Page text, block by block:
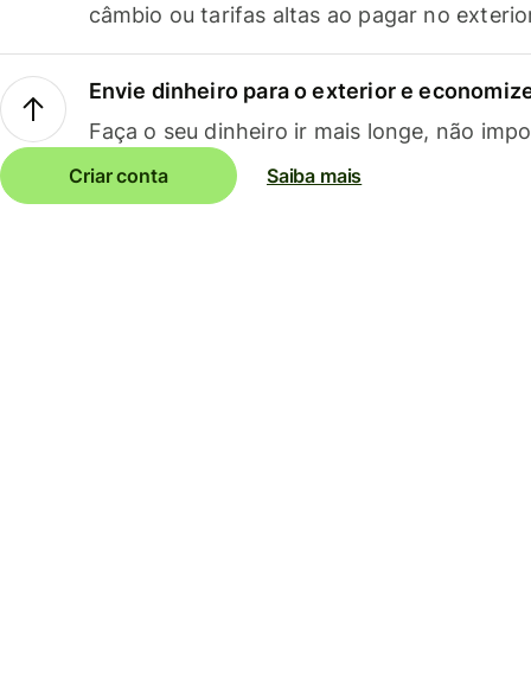
câmbio ou tarifas altas ao pagar no
Envie dinheiro para o exterior e
Faça o seu dinheiro ir mais longe, não
Criar conta Saiba mais